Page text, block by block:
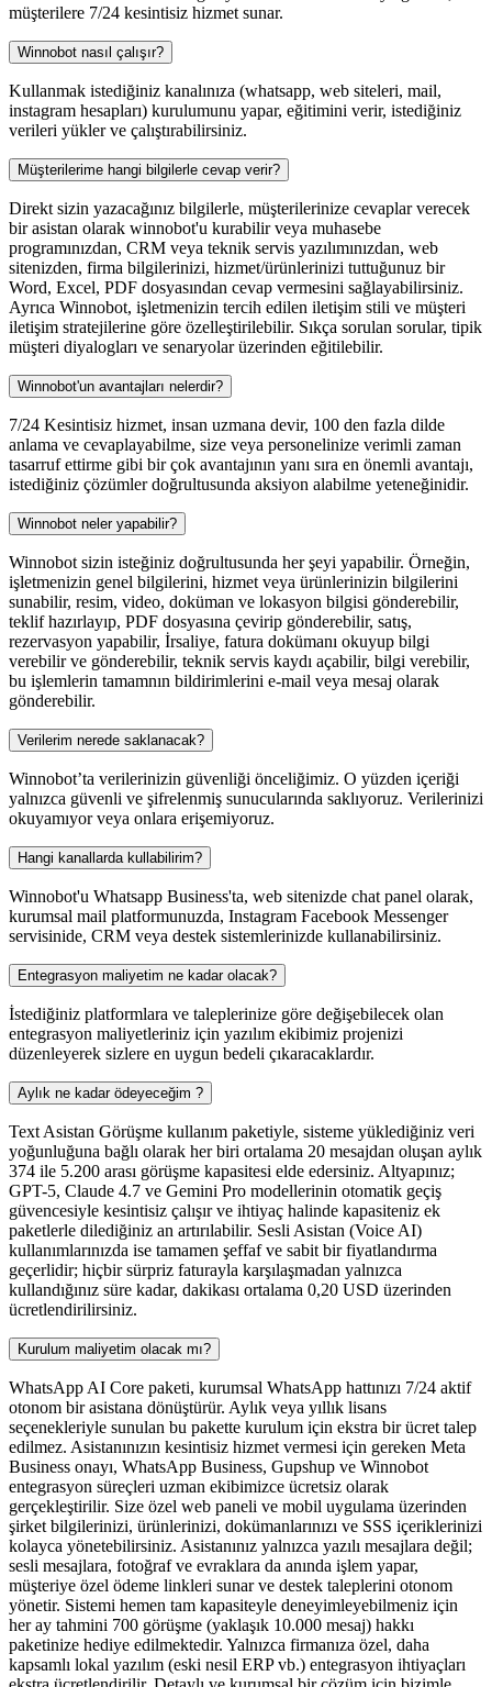
müşterilere 7/24 kesintisiz hizmet sunar.
Winnobot nasıl çalışır?
Kullanmak istediğiniz kanalınıza (whatsapp, web siteleri, mail,
instagram hesapları) kurulumunu yapar, eğitimini verir, istediğiniz
verileri yükler ve çalıştırabilirsiniz.
Müşterilerime hangi bilgilerle cevap verir?
Direkt sizin yazacağınız bilgilerle, müşterilerinize cevaplar verecek
bir asistan olarak winnobot'u kurabilir veya muhasebe
programınızdan, CRM veya teknik servis yazılımınızdan, web
sitenizden, firma bilgilerinizi, hizmet/ürünlerinizi tuttuğunuz bir
Word, Excel, PDF dosyasından cevap vermesini sağlayabilirsiniz.
Ayrıca Winnobot, işletmenizin tercih edilen iletişim stili ve müşteri
iletişim stratejilerine göre özelleştirilebilir. Sıkça sorulan sorular, tipik
müşteri diyalogları ve senaryolar üzerinden eğitilebilir.
Winnobot'un avantajları nelerdir?
7/24 Kesintisiz hizmet, insan uzmana devir, 100 den fazla dilde
anlama ve cevaplayabilme, size veya personelinize verimli zaman
tasarruf ettirme gibi bir çok avantajının yanı sıra en önemli avantajı,
istediğiniz çözümler doğrultusunda aksiyon alabilme yeteneğinidir.
Winnobot neler yapabilir?
Winnobot sizin isteğiniz doğrultusunda her şeyi yapabilir. Örneğin,
işletmenizin genel bilgilerini, hizmet veya ürünlerinizin bilgilerini
sunabilir, resim, video, doküman ve lokasyon bilgisi gönderebilir,
teklif hazırlayıp, PDF dosyasına çevirip gönderebilir, satış,
rezervasyon yapabilir, İrsaliye, fatura dokümanı okuyup bilgi
verebilir ve gönderebilir, teknik servis kaydı açabilir, bilgi verebilir,
bu işlemlerin tamamnın bildirimlerini e-mail veya mesaj olarak
gönderebilir.
Verilerim nerede saklanacak?
Winnobot’ta verilerinizin güvenliği önceliğimiz. O yüzden içeriği
yalnızca güvenli ve şifrelenmiş sunucularında saklıyoruz. Verilerinizi
okuyamıyor veya onlara erişemiyoruz.
Hangi kanallarda kullabilirim?
Winnobot'u Whatsapp Business'ta, web sitenizde chat panel olarak,
kurumsal mail platformunuzda, Instagram Facebook Messenger
servisinide, CRM veya destek sistemlerinizde kullanabilirsiniz.
Entegrasyon maliyetim ne kadar olacak?
İstediğiniz platformlara ve taleplerinize göre değişebilecek olan
entegrasyon maliyetleriniz için yazılım ekibimiz projenizi
düzenleyerek sizlere en uygun bedeli çıkaracaklardır.
Aylık ne kadar ödeyeceğim ?
Text Asistan Görüşme kullanım paketiyle, sisteme yüklediğiniz veri
yoğunluğuna bağlı olarak her biri ortalama 20 mesajdan oluşan aylık
374 ile 5.200 arası görüşme kapasitesi elde edersiniz. Altyapınız;
GPT-5, Claude 4.7 ve Gemini Pro modellerinin otomatik geçiş
güvencesiyle kesintisiz çalışır ve ihtiyaç halinde kapasiteniz ek
paketlerle dilediğiniz an artırılabilir. Sesli Asistan (Voice AI)
kullanımlarınızda ise tamamen şeffaf ve sabit bir fiyatlandırma
geçerlidir; hiçbir sürpriz faturayla karşılaşmadan yalnızca
kullandığınız süre kadar, dakikası ortalama 0,20 USD üzerinden
ücretlendirilirsiniz.
Kurulum maliyetim olacak mı?
WhatsApp AI Core paketi, kurumsal WhatsApp hattınızı 7/24 aktif
otonom bir asistana dönüştürür. Aylık veya yıllık lisans
seçenekleriyle sunulan bu pakette kurulum için ekstra bir ücret talep
edilmez. Asistanınızın kesintisiz hizmet vermesi için gereken Meta
Business onayı, WhatsApp Business, Gupshup ve Winnobot
entegrasyon süreçleri uzman ekibimizce ücretsiz olarak
gerçekleştirilir. Size özel web paneli ve mobil uygulama üzerinden
şirket bilgilerinizi, ürünlerinizi, dokümanlarınızı ve SSS içeriklerinizi
kolayca yönetebilirsiniz. Asistanınız yalnızca yazılı mesajlara değil;
sesli mesajlara, fotoğraf ve evraklara da anında işlem yapar,
müşteriye özel ödeme linkleri sunar ve destek taleplerini otonom
yönetir. Sistemi hemen tam kapasiteyle deneyimleyebilmeniz için
her ay tahmini 700 görüşme (yaklaşık 10.000 mesaj) hakkı
paketinize hediye edilmektedir. Yalnızca firmanıza özel, daha
kapsamlı lokal yazılım (eski nesil ERP vb.) entegrasyon ihtiyaçları